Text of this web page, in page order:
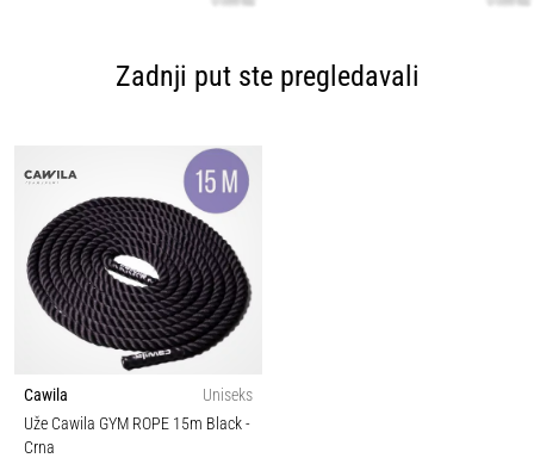
Zadnji put ste pregledavali
Cawila
Uniseks
Uže Cawila GYM ROPE 15m Black-
Crna